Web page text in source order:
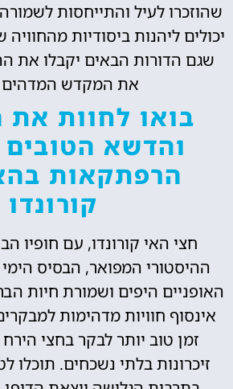
שהוזכרו לעיל והתייחסות
יכולים ליהנות ביסודיות
שגם הדורות הבאים יקבלו את
את המקדש המדהים
בואו לחוות את
והדשא הטובים
הרפתקאות
קורונדו
חצי האי קורונדו, עם חופיו
ההיסטורי המפואר, הבסיס
האופניים היפים ושמורת חיות
אינסוף חוויות מדהימות
זמן טוב יותר לבקר בחצי הירח
זיכרונות בלתי נשכחים. תוכלו